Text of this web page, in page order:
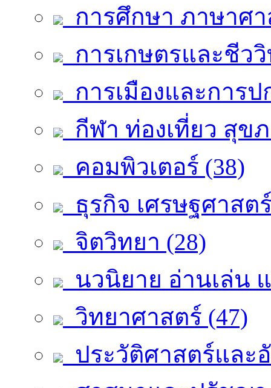
การศึกษา ภาษาศ
การเกษตรและชีว
การเมืองและการป
กีฬา ท่องเที่ยว สุข
คอมพิวเตอร์ (38)
ธุรกิจ เศรษฐศาสต
จิตวิทยา (28)
นวนิยาย อ่านเล่น
วิทยาศาสตร์ (47)
ประวัติศาสตร์และ